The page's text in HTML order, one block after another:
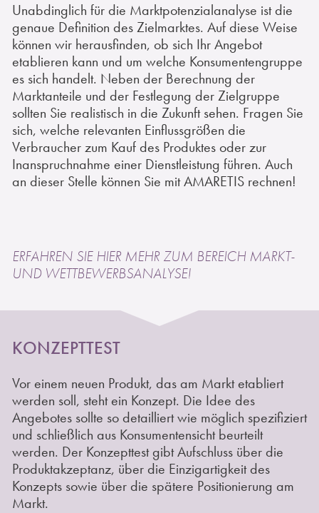
Unabdinglich für die Marktpotenzialanalyse ist die
genaue Definition des Zielmarktes. Auf diese Weise
können wir herausfinden, ob sich Ihr Angebot
etablieren kann und um welche Konsumentengruppe
es sich handelt. Neben der Berechnung der
Marktanteile und der Festlegung der Zielgruppe
sollten Sie realistisch in die Zukunft sehen. Fragen Sie
sich, welche relevanten Einflussgrößen die
Verbraucher zum Kauf des Produktes oder zur
Inanspruchnahme einer Dienstleistung führen. Auch
an dieser Stelle können Sie mit AMARETIS rechnen!
ERFAHREN SIEHIERMEHR ZUM BEREICHMARKT-
UND WETTBEWERBSANALYSE!
KONZEPTTEST
Vor einem neuen Produkt, das am Markt etabliert
werden soll, steht ein Konzept. Die Idee des
Angebotes sollte so detailliert wie möglich spezifiziert
und schließlich aus Konsumentensicht beurteilt
werden. Der Konzepttest gibt Aufschluss über die
Produktakzeptanz, über die Einzigartigkeit des
Konzepts sowie über die spätere Positionierung am
Markt.